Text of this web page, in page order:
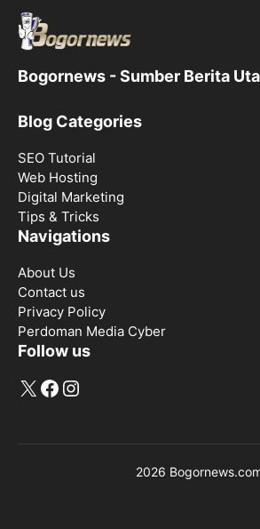
Bogornews - Sumber Berita
Blog Categories
SEO Tutorial
Web Hosting
Digital Marketing
Tips & Tricks
Navigations
About Us
Contact us
Privacy Policy
Perdoman Media Cyber
Follow us
X Facebook
Instagram
2026